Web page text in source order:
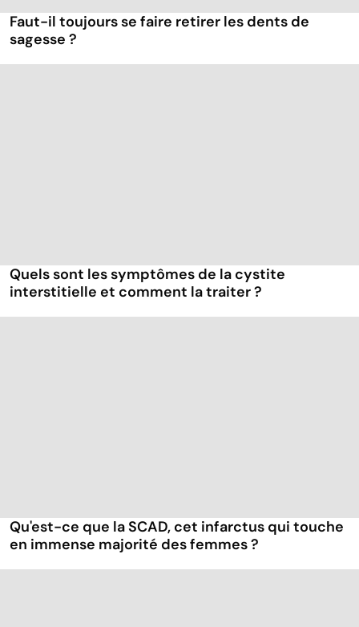
Faut-il toujours se faire retirer les dents de
sagesse ?
Quels sont les symptômes de la cystite
interstitielle et comment la traiter ?
Qu'est-ce que la SCAD, cet infarctus qui touche
en immense majorité des femmes ?